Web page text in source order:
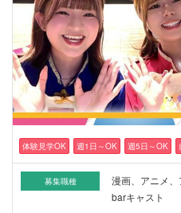
体験見学OK 週1日～OK 週5日～OK
募集職種
漫画、アニメ
barキャスト